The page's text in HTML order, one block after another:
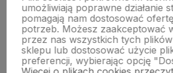
Dostawa i płatności
umożliwiają poprawne działanie
pomagają nam dostosować
potrzeb. Możesz zaakceptować
przez nas wszystkich tych
sklepu lub dostosować użycie
preferencji, wybierając opcję